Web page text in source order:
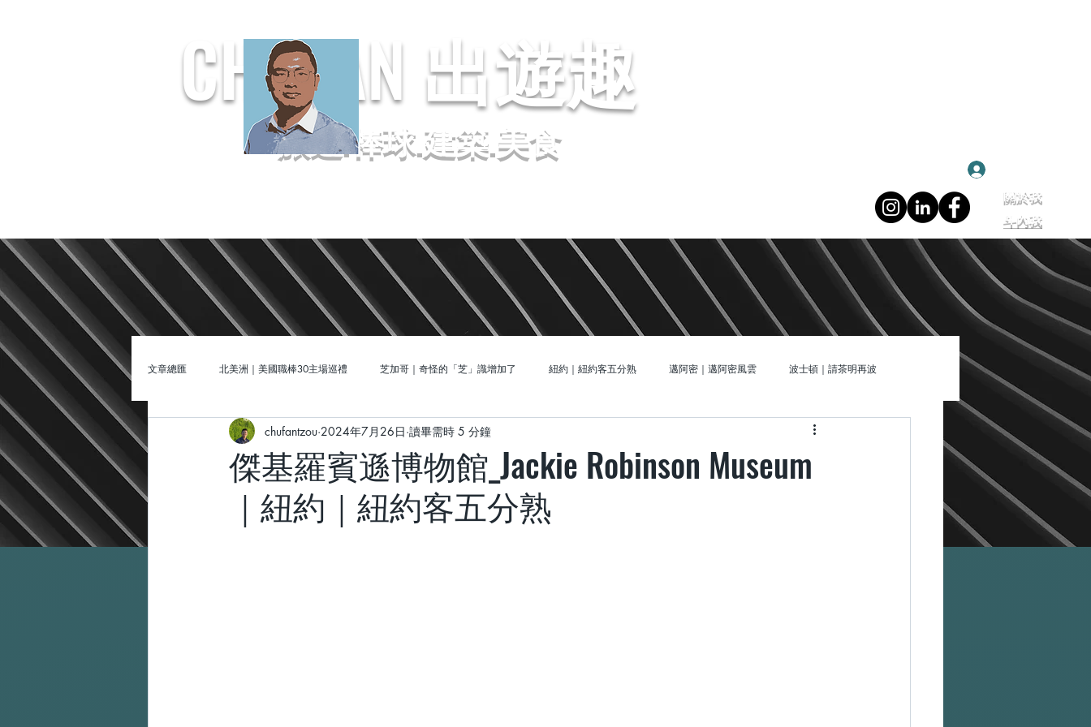
CHUFAN 出遊趣
旅遊.棒球.建築.美食
關於我
斗內我
文章總匯 北美洲｜美國職棒30主場巡禮 芝加哥｜奇怪的「芝」識增加了 紐約｜紐約客五分熟 邁阿密｜邁阿密風雲 波士頓｜請茶明再波
北美洲｜美國棒球場巡禮 聖路易｜前進大西部門戶的「密密」
墨西哥｜「墨」然回首Amigo 歐洲｜義大利 About CHUFAN 威斯康辛｜奶油啤酒城事
傑基羅賓遜博物館_Jackie Robinson Museum
｜紐約｜紐約客五分熟
chufantzou 2024年7月26日 讀畢需時 5 分鐘